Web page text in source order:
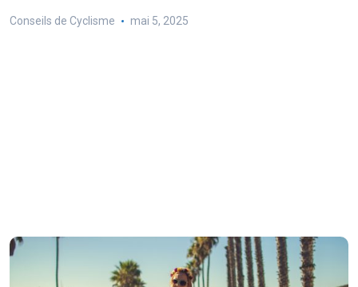
Conseils de Cyclisme mai 5, 2025